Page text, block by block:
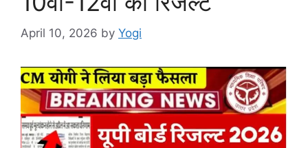
April 10, 2026 by Yogi